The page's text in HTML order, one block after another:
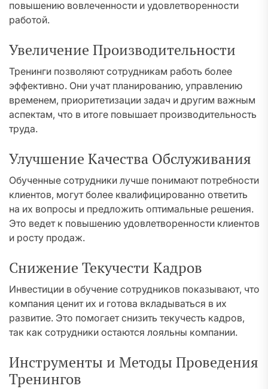
повышению вовлеченности и удовлетворенности
работой.
Увеличение Производительности
Тренинги позволяют сотрудникам работь более
эффективно. Они учат планированию, управлению
временем, приоритетизации задач и другим важным
аспектам, что в итоге повышает производительность
труда.
Улучшение Качества Обслуживания
Обученные сотрудники лучше понимают потребности
клиентов, могут более квалифицированно ответить
на их вопросы и предложить оптимальные решения.
Это ведет к повышению удовлетворенности клиентов
и росту продаж.
Снижение Текучести Кадров
Инвестиции в обучение сотрудников показывают, что
компания ценит их и готова вкладываться в их
развитие. Это помогает снизить текучесть кадров,
так как сотрудники остаются лояльны компании.
Инструменты и Методы Проведения
Тренингов